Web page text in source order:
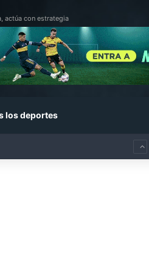
actúa con estrategia
los deportes